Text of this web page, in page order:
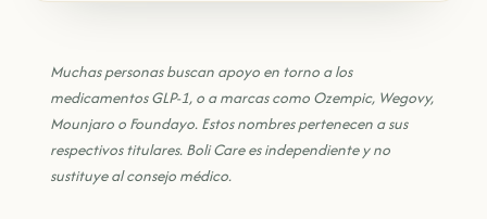
Muchas personas buscan apoyo en torno a los
medicamentos GLP-1, o a marcas como Ozempic, Wegovy,
Mounjaro o Foundayo. Estos nombres pertenecen a sus
respectivos titulares. Boli Care es independiente y no
sustituye al consejo médico.